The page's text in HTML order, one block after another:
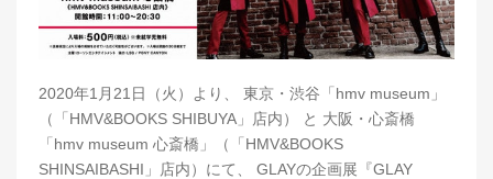
2020年1月21日（火）より、 東京・渋谷「hmv museum」
（「HMV&BOOKS SHIBUYA」店内） と 大阪・心斎橋
「hmv museum 心斎橋」（「HMV&BOOKS
SHINSAIBASHI」店内）にて、 GLAYの企画展『GLAY